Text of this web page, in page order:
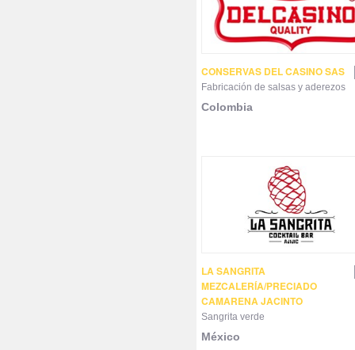
CONSERVAS DEL CASINO SAS
Fabricación de salsas y aderezos
Colombia
LA SANGRITA
MEZCALERÍA/PRECIADO
CAMARENA JACINTO
Sangrita verde
México